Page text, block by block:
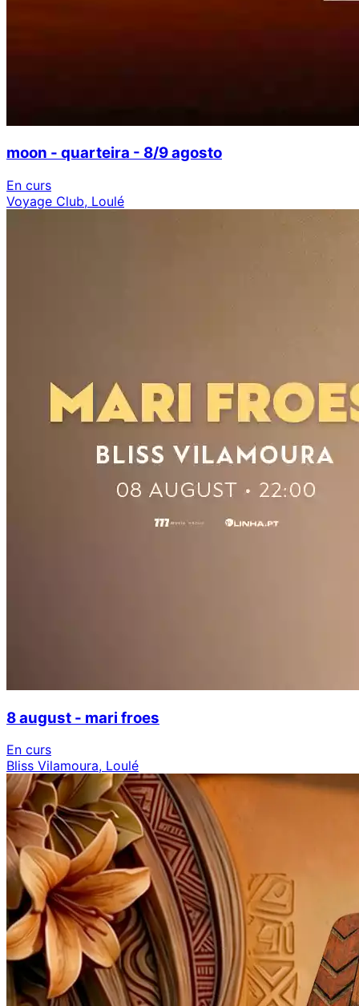
moon - quarteira - 8/9 agosto
En curs
Voyage Club, Loulé
8 august - mari froes
En curs
Bliss Vilamoura, Loulé